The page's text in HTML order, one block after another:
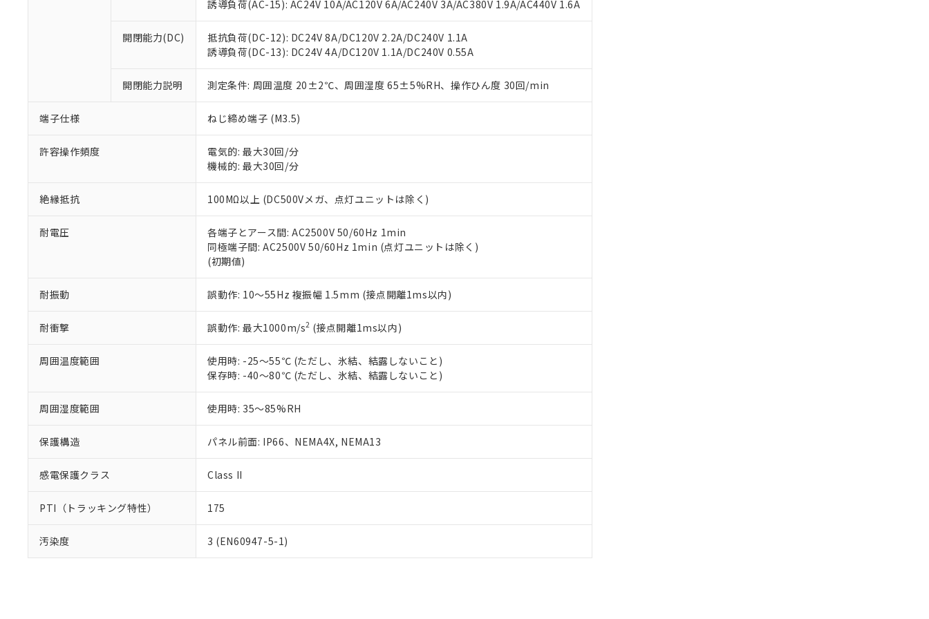
誘導負荷(AC-15): AC24V 10A/AC120V 6A/AC240V 3A/AC380V 1.9A/AC440V 1.6A
開閉能力(DC)
抵抗負荷(DC-12): DC24V 8A/DC120V 2.2A/DC240V 1.1A
誘導負荷(DC-13): DC24V 4A/DC120V 1.1A/DC240V 0.55A
開閉能力説明 測定条件: 周囲温度 20±2℃、周囲湿度 65±5%RH、操作ひん度 30回/min
端子仕様 ねじ締め端子 (M3.5)
許容操作頻度
電気的: 最大30回/分
機械的: 最大30回/分
絶縁抵抗 100MΩ以上 (DC500Vメガ、点灯ユニットは除く)
耐電圧
各端子とアース間: AC2500V 50/60Hz 1min
同極端子間: AC2500V 50/60Hz 1min (点灯ユニットは除く)
(初期値)
耐振動 誤動作: 10～55Hz 複振幅 1.5mm (接点開離1ms以内)
耐衝撃 誤動作: 最大1000m/s2 (接点開離1ms以内)
周囲温度範囲
使用時: -25～55℃ (ただし、氷結、結露しないこと)
保存時: -40～80℃ (ただし、氷結、結露しないこと)
周囲湿度範囲 使用時: 35～85%RH
保護構造 パネル前面: IP66、NEMA4X, NEMA13
感電保護クラス Class II
PTI（トラッキング特性） 175
汚染度 3 (EN60947-5-1)
が、当社の製品・サービスに関するお客様との取引・商談に必要な範囲で利用することをご了承くだ
※当社の共同利用者とは、"個人情報の共同利用に関して"
いる法人を指します。
EU RoHS指令（10物質）の非含有証明書
51物質の非含有証明書（当社基準）
※本証明書は発行日時点で非含有を証明するもので、過去に遡って非含有を証明するものではありません。
また、RoHS指令のフタル酸エステル類４物質の対応では、対応完了までの期間は出荷製品に未対応品が
混在することから備考欄に対応日を記載しておりました。
り割愛しております。
白